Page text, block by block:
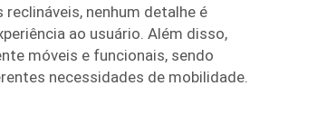
nenhum detalhe é
ao usuário. Além disso,
móveis e funcionais, sendo
necessidades de mobilidade.